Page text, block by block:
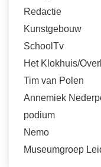
Redactie
Kunstgebouw
SchoolTv
Het Klokhuis/
Tim van Polen
Annemiek
podium
Nemo
Museumgroep